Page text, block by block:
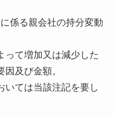
係る親会社の持分変動
って増加又は減少した
及び金額。
いては当該注記を要し